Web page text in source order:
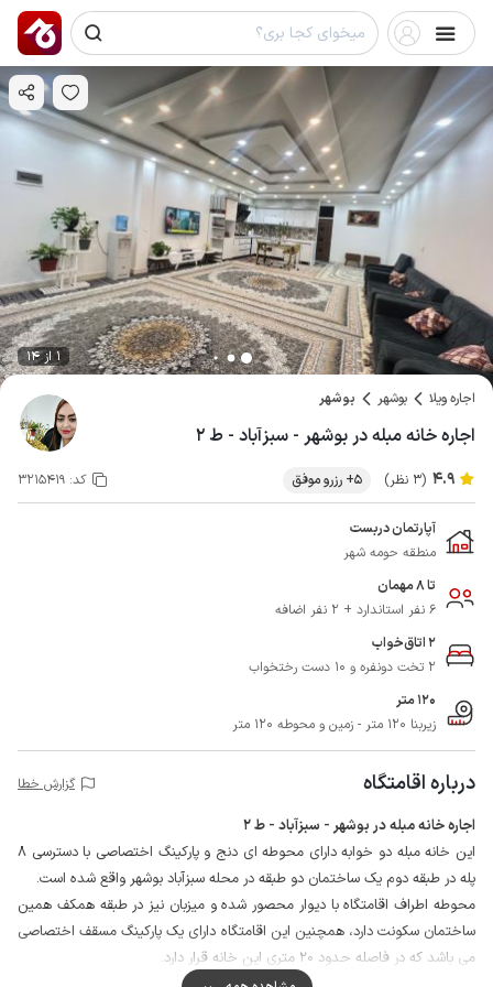
1 از 14
اجاره ویلا بوشهر بوشهر
اجاره خانه مبله در بوشهر - سبزآباد - ط ۲
4.9 (3 نظر) 5+ رزرو موفق کد: 3215419
آپارتمان دربست
منطقه حومه شهر
تا 8 مهمان
6 نفر استاندارد + 2 نفر اضافه
2 اتاق‌خواب
2 تخت دونفره و 10 دست رختخواب
120 متر
زیربنا 120 متر - زمین و محوطه 120 متر
درباره اقامتگاه گزارش خطا
اجاره خانه مبله در بوشهر - سبزآباد - ط 2
این خانه مبله دو خوابه دارای محوطه ای دنج و پارکینگ اختصاصی با دسترسی 8
پله در طبقه دوم یک ساختمان دو طبقه در محله سبزآباد بوشهر واقع شده است.
محوطه اطراف اقامتگاه با دیوار محصور شده و میزبان نیز در طبقه همکف همین
ساختمان سکونت دارد، همچنین این اقامتگاه دارای یک پارکینگ مسقف اختصاصی
می باشد که در فاصله حدود 20 متری این خانه قرار دارد.